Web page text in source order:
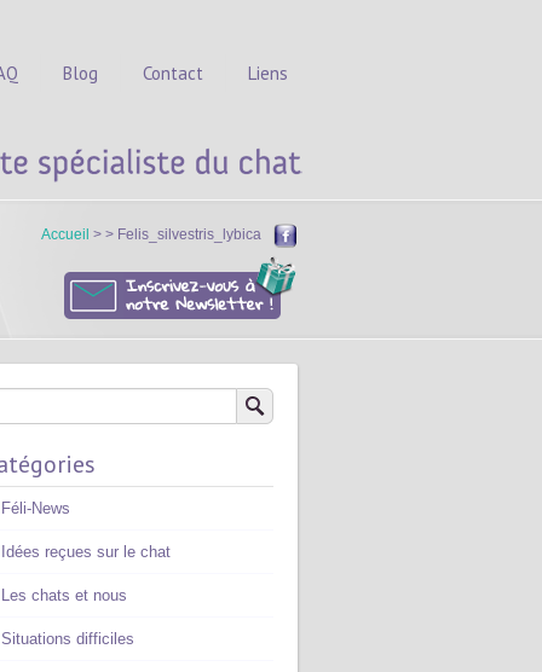
Blog Contact Liens
Accueil > > Felis_silvestris_lybica
Féli-News
Idées reçues sur le chat
Les chats et nous
Situations difficiles